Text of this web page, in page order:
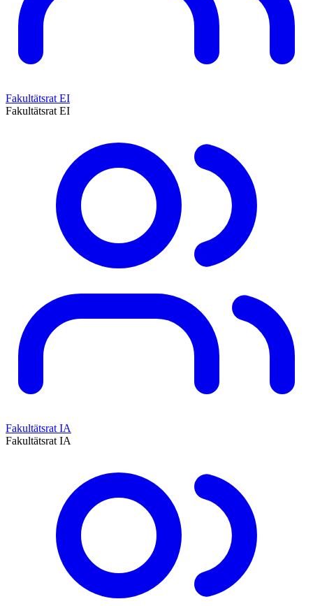
Fakultätsrat EI
Fakultätsrat EI
Fakultätsrat IA
Fakultätsrat IA